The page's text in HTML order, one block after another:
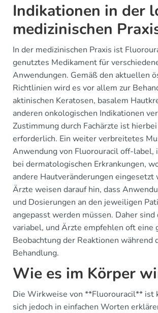
Indikationen in der
medizinischen
In der medizinischen Praxis ist
genutztes Medikament für
Anwendungen. Gemäß den aktuellen
Richtlinien wird es vor allem zur
aktinischen Keratosen, basalem
anderen onkologischen Indikationen
Zustimmung durch Fachärzte ist
erforderlich. Ein weiter verbreitetes
Anwendung von Fluorouracil off-label,
bei dermatologischen Erkrankungen,
andere Hautveränderungen eingesetzt
Ärzte weisen darauf hin, dass
und Dosierungen an den jeweiligen
angepasst werden müssen. Daher
variabel, und Ärzte empfehlen oft eine
Beobachtung der Reaktionen während
Behandlung.
Wie es im Körper
Die Wirkweise von **Fluorouracil** ist
sich jedoch in einfachen Worten